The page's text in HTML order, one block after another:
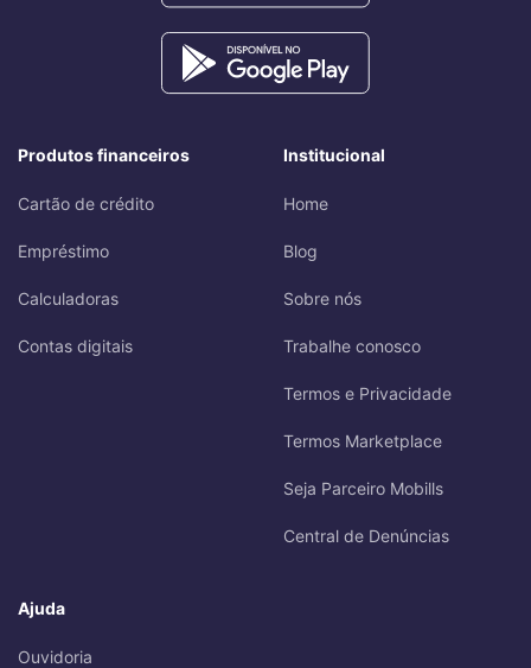
Produtos financeiros
Cartão de crédito
Empréstimo
Calculadoras
Contas digitais
Institucional
Home
Blog
Sobre nós
Trabalhe conosco
Termos e Privacidade
Termos Marketplace
Seja Parceiro Mobills
Central de Denúncias
Ajuda
Ouvidoria